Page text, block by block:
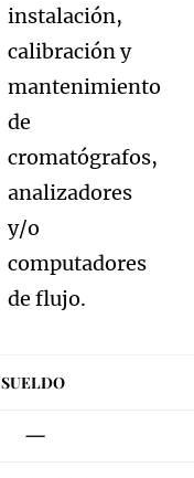
instalación,
calibración y
mantenimiento
de
cromatógrafos,
analizadores
y/o
computadores
de flujo.
SUELDO
—